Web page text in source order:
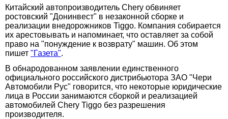
Китайский автопроизводитель Chery обвиняет
ростовский "Донинвест" в незаконной сборке и
реализации внедорожников Tiggo. Компания собирается
их арестовывать и напоминает, что оставляет за собой
право на "понуждение к возврату" машин. Об этом
пишет "Газета".
В обнародованном заявлении единственного
официального российского дистрибьютора ЗАО "Чери
Автомобили Рус" говорится, что некоторые юридические
лица в России занимаются сборкой и реализацией
автомобилей Chery Tiggo без разрешения
производителя.